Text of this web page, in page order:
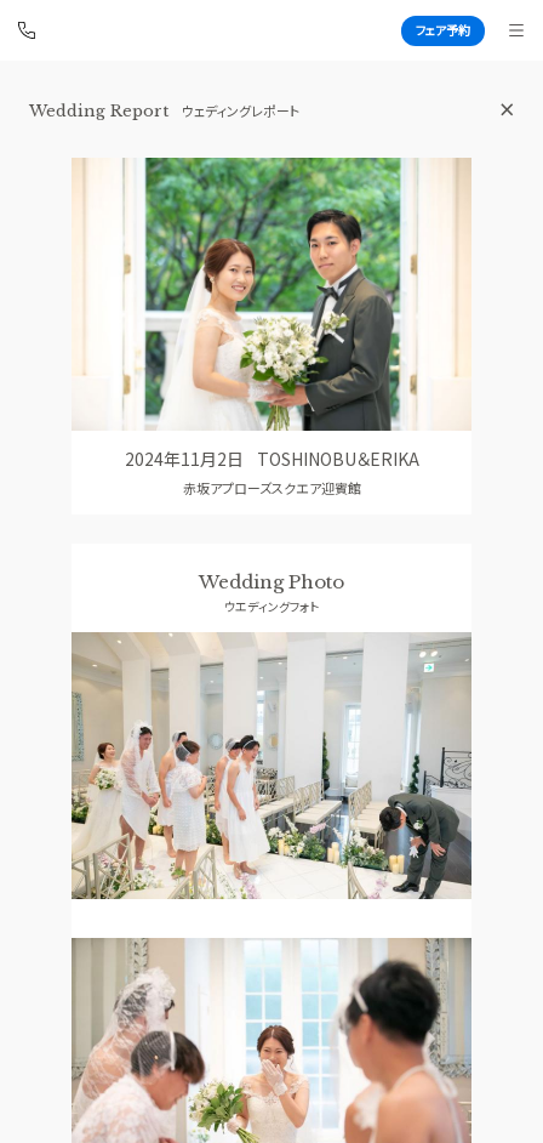
フェア予約
赤坂 アプローズスクエア迎賓館
BRIDAL FAIR
ブライダルフェア
WEDDING REPORT
体験者レポート
PHOTO GALLERY
フォトギャラリー
プラン
CEREMONY
挙式
PARTY CUISINE
料理
アクセス
GUEST
ご列席者の皆さまへ
QA
よくあるご質問
SUPPORT
お手伝い
資料請求 お問い合わせ フェア予約
Wedding Report ウェディングレポート
2024年11月2日 TOSHINOBU＆ERIKA
赤坂アプローズスクエア迎賓館
Wedding Photo
ウエディングフォト